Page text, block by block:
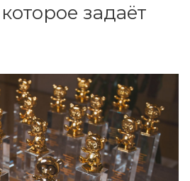
задаёт